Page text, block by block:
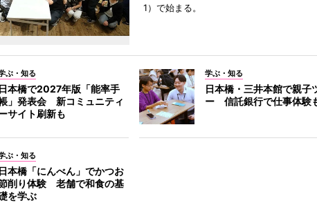
1）で始まる。
ぶ・知る
日本橋で2027年版「能率手
」発表会 新コミュニティ
サイト刷新も
学ぶ・知る
日本橋・三井本館で親子
ー 信託銀行で仕事体験
ぶ・知る
日本橋「にんべん」でかつお
削り体験 老舗で和食の基
を学ぶ